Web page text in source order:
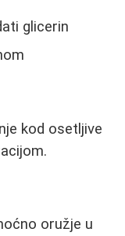
glicerin
kod osetljive
oružje u